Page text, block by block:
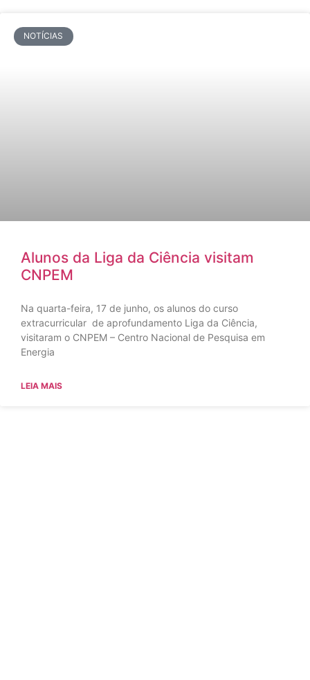
NOTÍCIAS
Alunos da Liga da Ciência visitam
CNPEM
Na quarta-feira, 17 de junho, os alunos do curso
extracurricular de aprofundamento Liga da Ciência,
visitaram o CNPEM – Centro Nacional de Pesquisa em
Energia
LEIA MAIS